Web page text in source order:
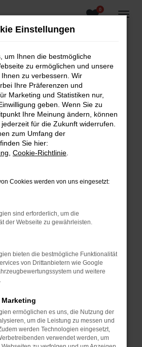
0
Error
Fehler aufgetreten.
die dir helfen können:
Firewall und deine
zum Beispiel deine
wie Werbeblocker,
bestimmter Seiten
die Seite in einem
neu.
helfen, vorübergehende
auf dem neuesten Stand
birgt nicht nur ein
sondern kann auch dazu
Einstellungen
um Ihnen die bestmögliche
zu ermöglichen und unsere
zu verbessern. Wir
Ihre Präferenzen und
Marketing und Statistiken nur,
geben. Wenn Sie zu
Ihre Meinung ändern, können
für die Zukunft widerrufen.
zum Umfang der
Sie hier:
Cookie-Richtlinie
Cookies werden von uns eingesetzt:
sind erforderlich, um die
der Webseite zu gewährleisten.
bieten die bestmögliche Funktionalität
von Drittanbietern wie Google
und weitere
ermöglichen es uns, die Nutzung der
um die Leistung zu messen und
werden Technologien eingesetzt,
verwendet werden, um